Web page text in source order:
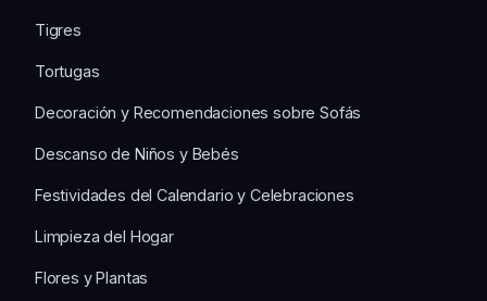
Tigres
Tortugas
Decoración y Recomendaciones sobre Sofás
Descanso de Niños y Bebés
Festividades del Calendario y Celebraciones
Limpieza del Hogar
Flores y Plantas